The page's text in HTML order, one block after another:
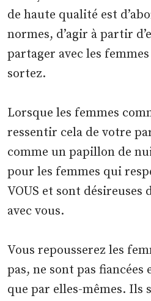
de haute qualité est
normes, d’agir à partir
partager avec les
sortez.
Lorsque les femmes
ressentir cela de votre
comme un papillon de
pour les femmes qui
VOUS et sont désireuses
avec vous.
Vous repousserez les
pas, ne sont pas fiancées
que par elles-mêmes. Ils